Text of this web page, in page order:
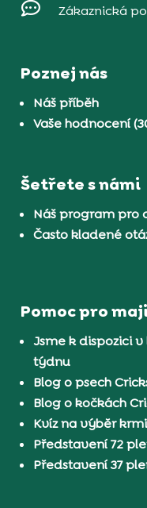
 Zákaznická
Poznej nás
Náš příběh
Vaše hodnocení
Šetřete s námi
Náš program pro
Často kladené
Pomoc pro
Jsme k dispozici
týdnu
Blog o psech
Blog o kočkách
Kvíz na výběr
Představení 72
Představení 37